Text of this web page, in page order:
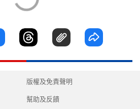
版權及免責聲明
幫助及反饋